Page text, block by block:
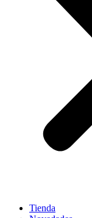
Tienda